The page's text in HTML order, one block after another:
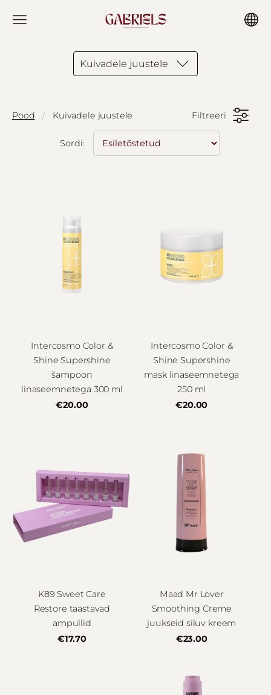
Kuivadele juustele
Pood Kuivadele juustele Filtreeri
Sordi:
Intercosmo Color &
Shine Supershine
šampoon
linaseemnetega 300 ml
€20.00
Intercosmo Color &
Shine Supershine
mask linaseemnetega
250 ml
€20.00
K89 Sweet Care
Restore taastavad
ampullid
€17.70
Maad Mr Lover
Smoothing Creme
juukseid siluv kreem
€23.00